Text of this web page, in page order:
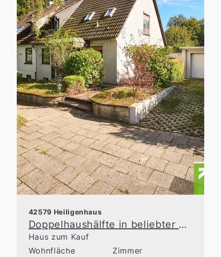
42579 Heiligenhaus
Doppelhaushälfte in beliebter Wohnlage am Waldrand
Haus zum Kauf
Wohnfläche Zimmer